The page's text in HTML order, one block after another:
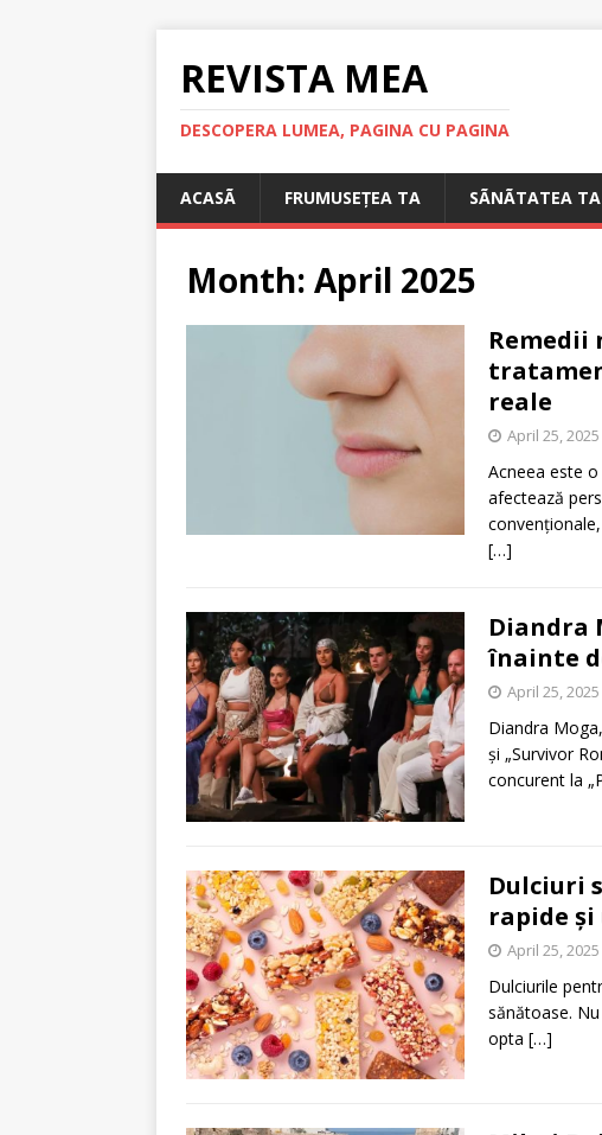
REVISTA MEA
DESCOPERA LUMEA, PAGINA CU PAGINA
ACASÃ FRUMUSEȚEA TA SÃNÃTATEA TA
Month: April 2025
Remedii
reale
April 25, 2025
Acneea este
afectează
[…]
Diandra
înainte
April 25, 2025
Diandra
și „Survivor
concurent la
​Dulciuri
rapide și
April 25, 2025
Dulciurile
sănătoase.
opta […]